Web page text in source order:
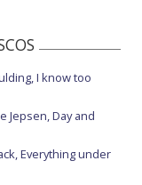
I know too
Jepsen, Day and
Everything under